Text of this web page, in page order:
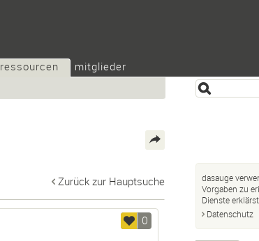
ressourcen
mitglieder
Zurück zur Hauptsuche
0
dasauge
Vorgaben zu
Dienste
Datenschutz